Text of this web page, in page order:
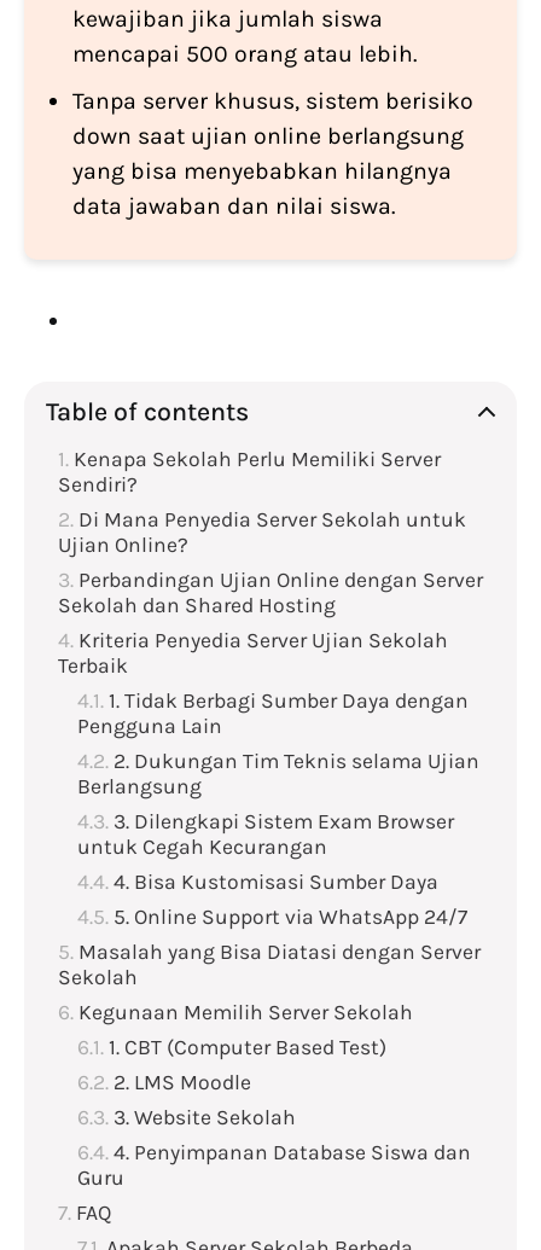
kewajiban jika jumlah siswa
mencapai 500 orang atau lebih.
Tanpa server khusus, sistem berisiko
down saat ujian online berlangsung
yang bisa menyebabkan hilangnya
data jawaban dan nilai siswa.
Table of contents
Kenapa Sekolah Perlu Memiliki Server
Sendiri?
Di Mana Penyedia Server Sekolah untuk
Ujian Online?
Perbandingan Ujian Online dengan Server
Sekolah dan Shared Hosting
Kriteria Penyedia Server Ujian Sekolah
Terbaik
1. Tidak Berbagi Sumber Daya dengan
Pengguna Lain
2. Dukungan Tim Teknis selama Ujian
Berlangsung
3. Dilengkapi Sistem Exam Browser
untuk Cegah Kecurangan
4. Bisa Kustomisasi Sumber Daya
5. Online Support via WhatsApp 24/7
Masalah yang Bisa Diatasi dengan Server
Sekolah
Kegunaan Memilih Server Sekolah
1. CBT (Computer Based Test)
2. LMS Moodle
3. Website Sekolah
4. Penyimpanan Database Siswa dan
Guru
FAQ